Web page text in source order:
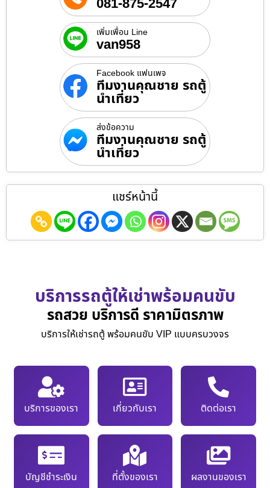
081-875-2547
เพิ่มเพื่อน Line
van958
Facebook แฟนเพจ
ทีมงานคุณชาย รถตู้
นำเที่ยว
ส่งข้อความ
ทีมงานคุณชาย รถตู้
นำเที่ยว
แชร์หน้านี้
บริการรถตู้ให้เช่าพร้อมคนขับ
รถสวย บริการดี ราคามิตรภาพ
บริการให้เช่ารถตู้ พร้อมคนขับ VIP แบบครบวงจร
บริการของเรา เกี่ยวกับเรา ติดต่อเรา
บัญชีชำระเงิน ที่ตั้งของเรา ผลงานของเรา